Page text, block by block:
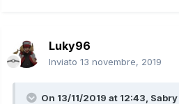
Luky96
Inviato 13 novembre, 2019
On 13/11/2019 at 12:43, Sabry